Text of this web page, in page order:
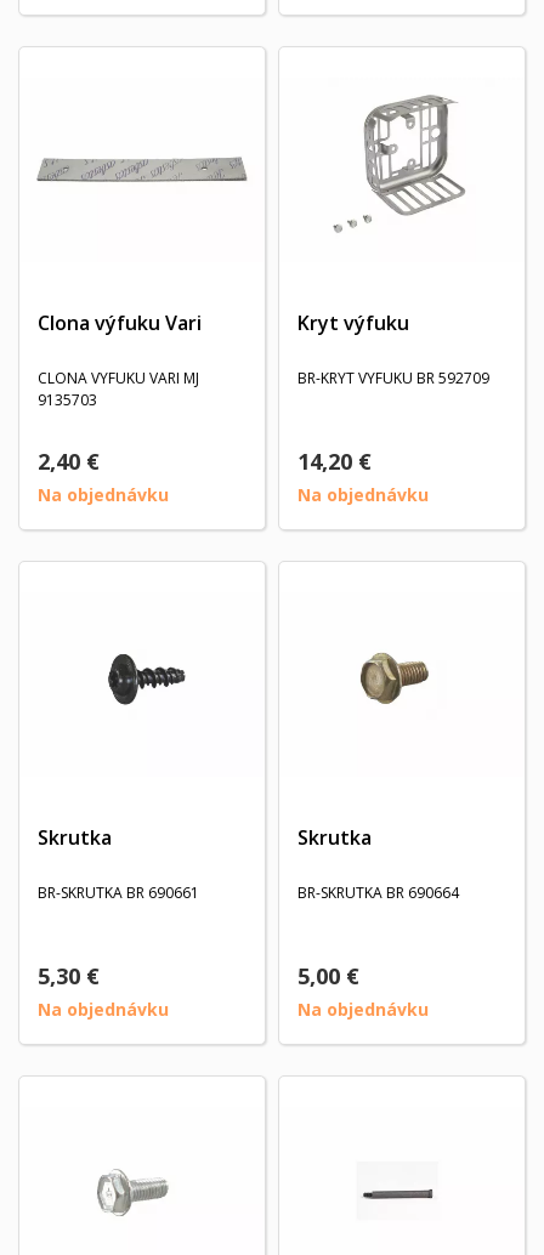
Clona výfuku Vari
CLONA VYFUKU VARI MJ
9135703
2,40 €
Na objednávku
Kryt výfuku
BR-KRYT VYFUKU BR 592709
14,20 €
Na objednávku
Skrutka
BR-SKRUTKA BR 690661
5,30 €
Na objednávku
Skrutka
BR-SKRUTKA BR 690664
5,00 €
Na objednávku